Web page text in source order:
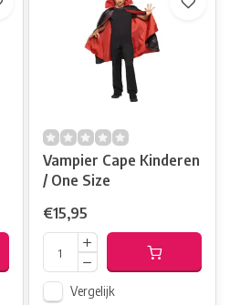
Vampier Cape Kinderen
/ One Size
€15,95
Vergelijk